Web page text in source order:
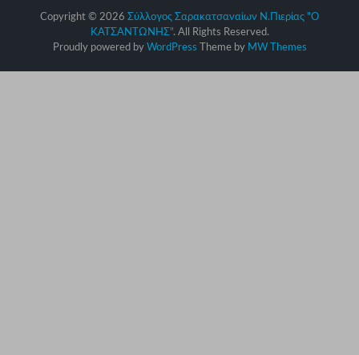
Copyright © 2026 Σύλλογος Σαρακατσαναίων Ν.Πιερίας "Ο
ΚΑΤΣΑΝΤΩΝΗΣ". All Rights Reserved.
Proudly powered by WordPress Theme by MW Themes